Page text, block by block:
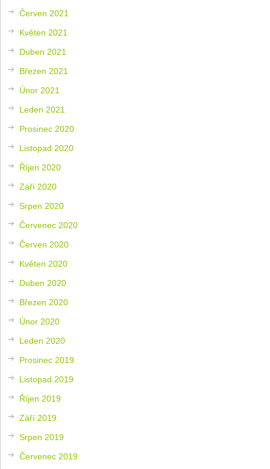
Červen 2021
Květen 2021
Duben 2021
Březen 2021
Únor 2021
Leden 2021
Prosinec 2020
Listopad 2020
Říjen 2020
Září 2020
Srpen 2020
Červenec 2020
Červen 2020
Květen 2020
Duben 2020
Březen 2020
Únor 2020
Leden 2020
Prosinec 2019
Listopad 2019
Říjen 2019
Září 2019
Srpen 2019
Červenec 2019